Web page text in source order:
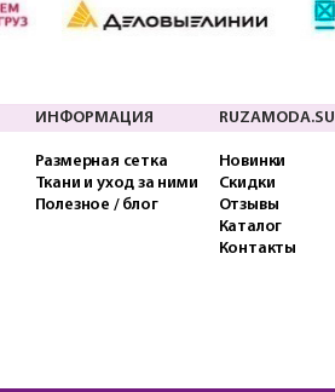
ИНФОРМАЦИЯ
Размерная сетка
Ткани и уход за ними
Полезное / блог
RUZAMODA.SU
Новинки
Скидки
Отзывы
Каталог
Контакты